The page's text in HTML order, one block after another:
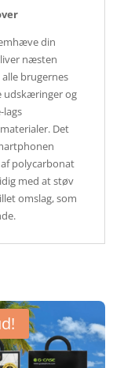
din
næsten
brugernes
udskæringer og
lags
Det
polycarbonat
med at støv
omslag, som